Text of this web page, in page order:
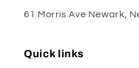
61 Morris Ave Newark,
Quick links